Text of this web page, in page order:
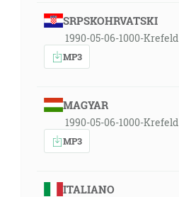
SRPSKOHRVATSKI
1990-05-06-1000-Krefeld
MP3
MAGYAR
1990-05-06-1000-Krefeld
MP3
ITALIANO